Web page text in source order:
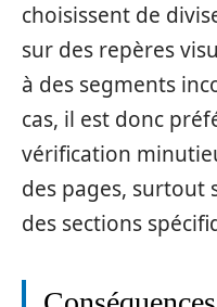
choisissent de
sur des repères
à des segments
cas, il est donc
vérification
des pages, surtout
des sections